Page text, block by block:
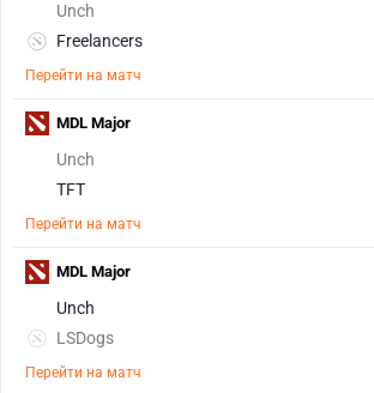
Unch
Freelancers
Перейти на матч
Unch
TFT
Перейти на матч
MDL Major
Unch
LSDogs
Перейти на матч
MDL Major